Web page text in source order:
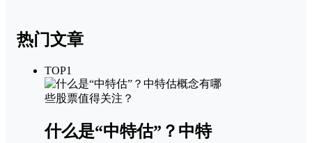
热门文章
TOP1
什么是“中特估”？中特